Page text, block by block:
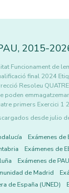
, 2015-
Funcionament de
final 2024
Resoleu
poden
primers Exercici 1
desde julio
Exámenes de
Exámenes de
Exámenes de
de Madrid
de España (UNED)